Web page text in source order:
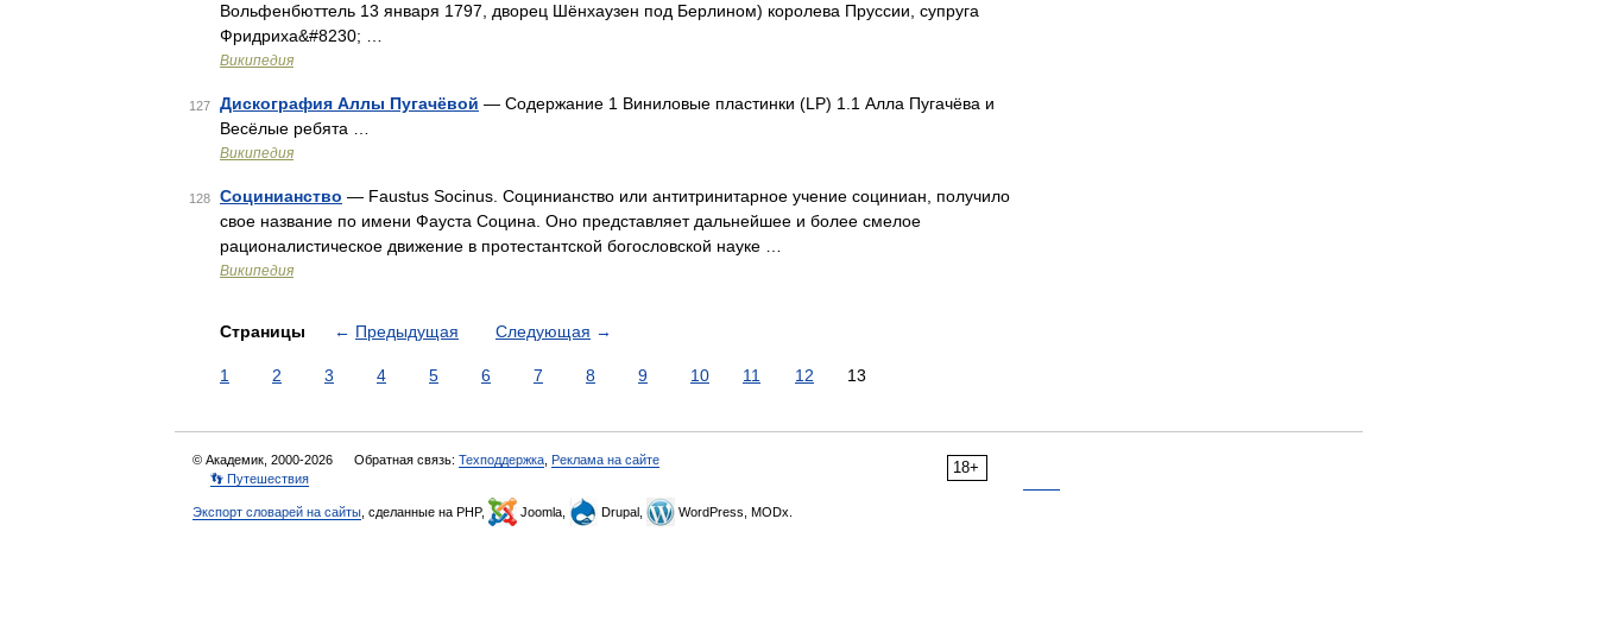
Вольфенбюттель 13 января 1797, дворец Шёнхаузен под Берлином) королева Пруссии, супруга
Фридриха&#8230; …
Википедия
127 Дискография Аллы Пугачёвой — Содержание 1 Виниловые пластинки (LP) 1.1 Алла Пугачёва и
Весёлые ребята …
Википедия
128 Социнианство — Faustus Socinus. Социнианство или антитринитарное учение социниан, получило
свое название по имени Фауста Социна. Оно представляет дальнейшее и более смелое
рационалистическое движение в протестантской богословской науке …
Википедия
Страницы ← Предыдущая Следующая →
1 2 3 4 5 6 7 8 9 10 11 12 13
18+
© Академик, 2000-2026 Обратная связь: Техподдержка Реклама на сайте
👣 Путешествия
Экспорт словарей на сайты , сделанные на PHP, Joomla, Drupal, WordPress, MODx.